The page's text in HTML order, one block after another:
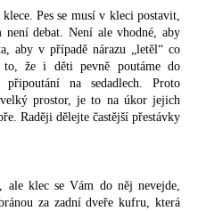
Pes se musí v kleci postavit,
debat. Není ale vhodné, aby
aby v případě nárazu „letěl“ co
to, že i děti pevně poutáme do
na sedadlech. Proto
velký prostor, je to na úkor jejich
Raději dělejte častější přestávky
ale klec se Vám do něj nevejde,
za zadní dveře kufru, která